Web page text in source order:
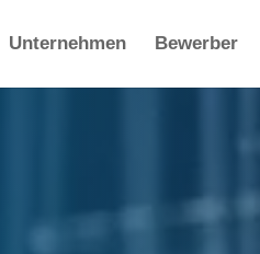
Unternehmen Bewerber